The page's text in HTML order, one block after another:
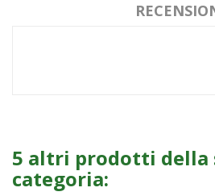
5 altri prodotti della
categoria: